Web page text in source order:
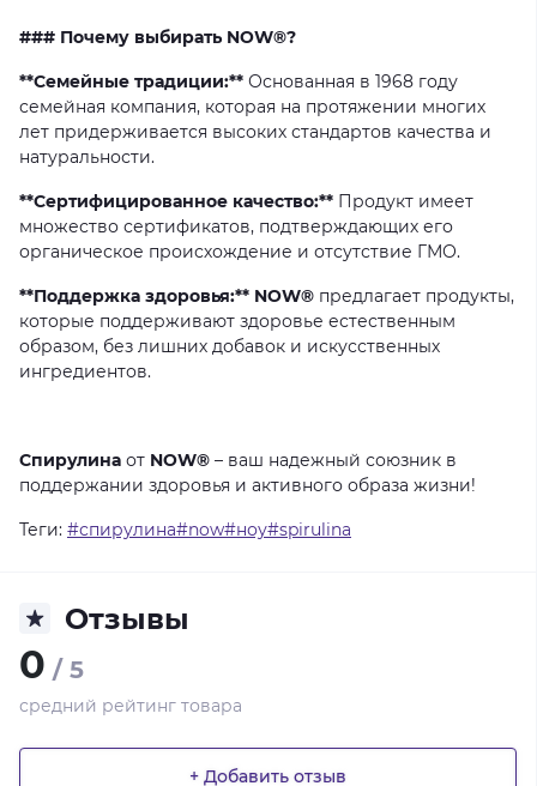
### Почему выбирать NOW®?
**Семейные традиции:** Основанная в 1968 году
семейная компания, которая на протяжении многих
лет придерживается высоких стандартов качества и
натуральности.
**Сертифицированное качество:** Продукт имеет
множество сертификатов, подтверждающих его
органическое происхождение и отсутствие ГМО.
**Поддержка здоровья:** NOW® предлагает продукты,
которые поддерживают здоровье естественным
образом, без лишних добавок и искусственных
ингредиентов.
Спирулина от NOW® – ваш надежный союзник в
поддержании здоровья и активного образа жизни!
Теги: #спирулина#now#ноу#spirulina
Отзывы
0 / 5
средний рейтинг товара
+ Добавить отзыв